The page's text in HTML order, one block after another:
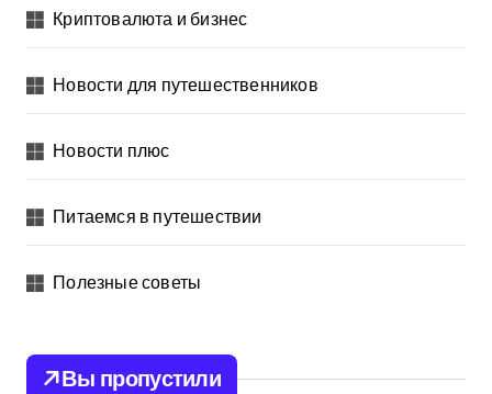
Криптовалюта и бизнес
Новости для путешественников
Новости плюс
Питаемся в путешествии
Полезные советы
Вы пропустили